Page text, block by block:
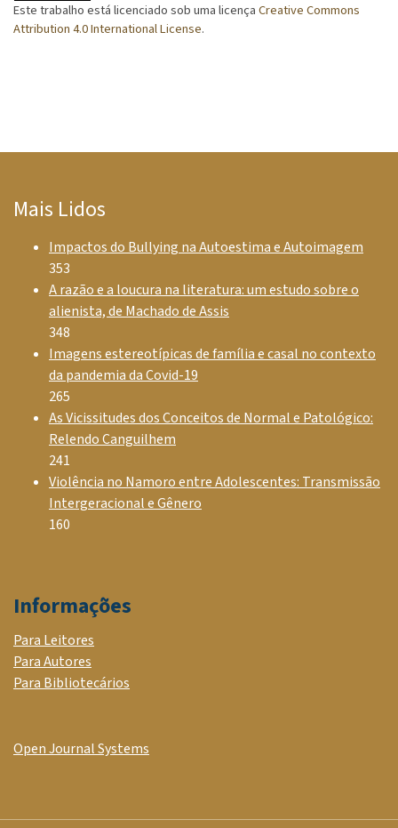
Este trabalho está licenciado sob uma licençaCreative Commons
Attribution 4.0 International License.
Mais Lidos
Impactos do Bullying na Autoestima e Autoimagem
353
A razão e a loucura na literatura: um estudo sobre o
alienista, de Machado de Assis
348
Imagens estereotípicas de família e casal no contexto
da pandemia da Covid-19
265
As Vicissitudes dos Conceitos de Normal e Patológico:
Relendo Canguilhem
241
Violência no Namoro entre Adolescentes: Transmissão
Intergeracional e Gênero
160
Informações
Para Leitores
Para Autores
Para Bibliotecários
Open Journal Systems